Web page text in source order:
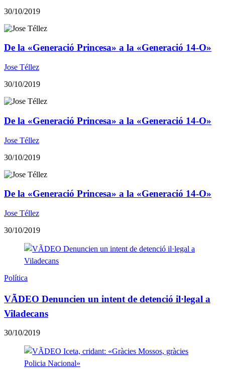
30/10/2019
De la «Generació Princesa» a la «Generació 14-O»
Jose Téllez
30/10/2019
De la «Generació Princesa» a la «Generació 14-O»
Jose Téllez
30/10/2019
De la «Generació Princesa» a la «Generació 14-O»
Jose Téllez
30/10/2019
Política
VÃDEO Denuncien un intent de detenció il·legal a
Viladecans
30/10/2019